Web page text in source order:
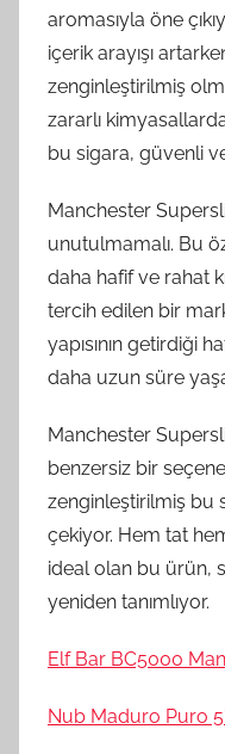
aromasıyla öne
içerik arayışı
zenginleştirilmiş
zararlı
bu sigara, güvenli
Manchester
unutulmamalı. Bu
daha hafif ve rahat
tercih edilen bir
yapısının getirdiği
daha uzun süre
Manchester
benzersiz bir
zenginleştirilmiş bu
çekiyor. Hem tat
ideal olan bu ürün,
yeniden tanımlıyor.
Elf Bar BC5000
Nub Maduro Puro